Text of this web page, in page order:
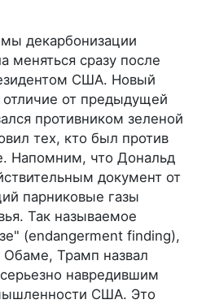
декарбонизации
меняться сразу после
США. Новый
отличие от предыдущей
противником зеленой
тех, кто был против
Напомним, что Дональд
документ от
парниковые газы
Так называемое
(endangerment finding),
Обаме, Трамп назвал
навредившим
США. Это